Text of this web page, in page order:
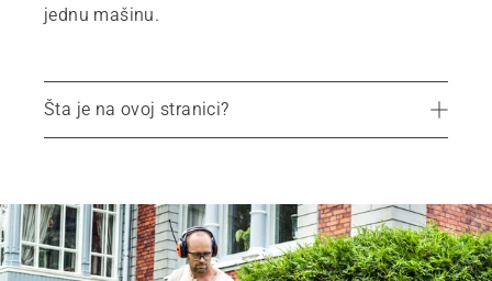
jednu mašinu.
Šta je na ovoj stranici?
Preporučeni proizvodi
Delovi i oprema
Nađite lokalnog prodavca